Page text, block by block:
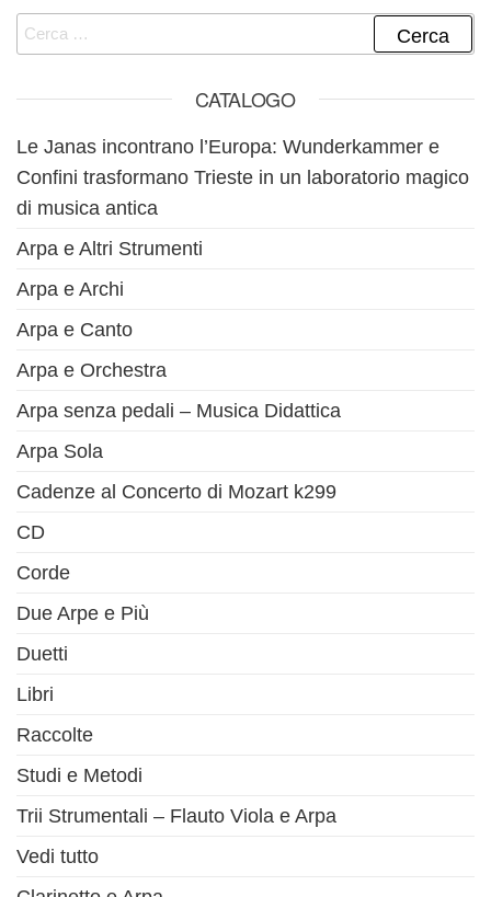
Ricerca per:
CATALOGO
Le Janas incontrano l’Europa: Wunderkammer e
Confini trasformano Trieste in un laboratorio magico
di musica antica
Arpa e Altri Strumenti
Arpa e Archi
Arpa e Canto
Arpa e Orchestra
Arpa senza pedali – Musica Didattica
Arpa Sola
Cadenze al Concerto di Mozart k299
CD
Corde
Due Arpe e Più
Duetti
Libri
Raccolte
Studi e Metodi
Trii Strumentali – Flauto Viola e Arpa
Vedi tutto